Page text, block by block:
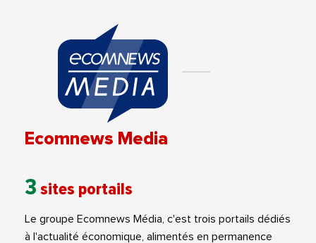
Ecomnews Media
3 sites portails
Le groupe Ecomnews Média, c'est trois portails dédiés
à l'actualité économique, alimentés en permanence